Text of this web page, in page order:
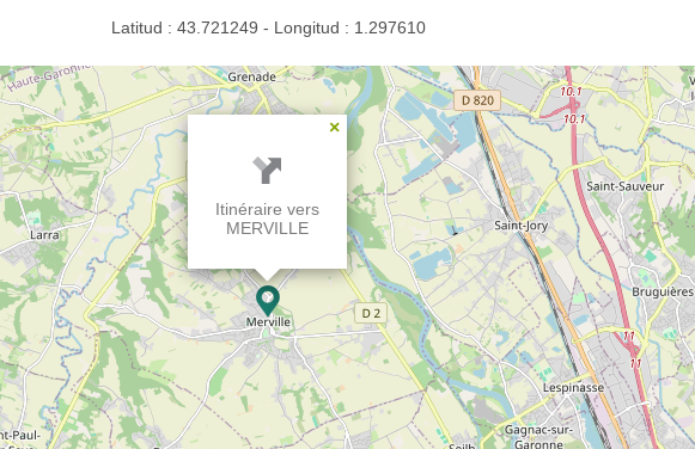
Latitud : 43.721249 - Longitud : 1.297610
×
Itinéraire vers
MERVILLE